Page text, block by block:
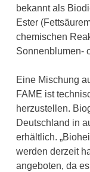
bekannt als
Ester
chemischen
Sonnenblumen-
Eine Mischung
FAME ist
herzustellen.
Deutschland in
erhältlich.
werden derzeit
angeboten, da